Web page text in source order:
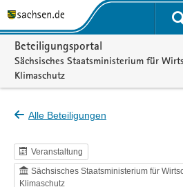
Portalnavigation
Beteiligungsportal
Sächsisches Staatsministerium für
Klimaschutz
Alle Beteiligungen
Veranstaltung
Sächsisches Staatsministerium für
Klimaschutz